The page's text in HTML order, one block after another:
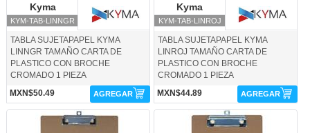
Kyma
KYM-TAB-LINNGR
Kyma
TABLA SUJETAPAPEL KYMA
LINNGR TAMAÑO CARTA DE
PLASTICO CON BROCHE
CROMADO 1 PIEZA
MXN$50.49
AGREGAR
Kyma
KYM-TAB-LINROJ
Kyma
TABLA SUJETAPAPEL KYMA
LINROJ TAMAÑO CARTA DE
PLASTICO CON BROCHE
CROMADO 1 PIEZA
MXN$44.89
AGREGAR
KYM-TAB-MACCTA-Kyma KYM-TAB-MACESQ-Kyma